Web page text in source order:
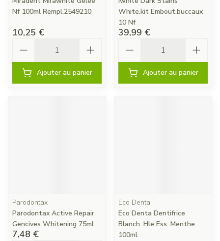
Nf 100ml Rempl.2549210
10,25 €
Ajouter au panier
White.kit Embout.buccaux
10 Nf
39,99 €
Ajouter au panier
Parodontax
Parodontax Active Repair
Gencives Whitening 75ml
7,48 €
Eco Denta
Eco Denta Dentifrice
Blanch. Hle Ess. Menthe
100ml